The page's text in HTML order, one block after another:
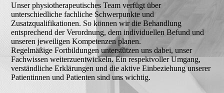
Unser physiotherapeutisches Team verfügt über
unterschiedliche fachliche Schwerpunkte und
Zusatzqualifikationen. So können wir die Behandlung
entsprechend der Verordnung, dem individuellen Befund und
unseren jeweiligen Kompetenzen planen.
Regelmäßige Fortbildungen unterstützen uns dabei, unser
Fachwissen weiterzuentwickeln. Ein respektvoller Umgang,
verständliche Erklärungen und die aktive Einbeziehung unserer
Patientinnen und Patienten sind uns wichtig.